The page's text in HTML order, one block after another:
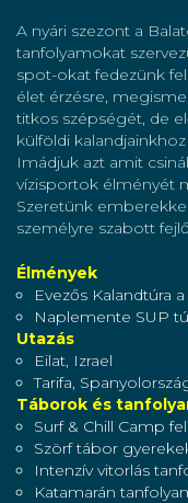
A nyári szezont a
tanfolyamokat
spot-okat fedezünk
élet érzésre,
titkos szépségét, de
külföldi kalandjainkhoz
Imádjuk azt amit
vízisportok élményét
Szeretünk
személyre szabott
Élmények
Evezős Kalandtúra
Naplemente SUP
Utazás
Eilat, Izrael
Tarifa,
Táborok és
Surf & Chill Camp
Szörf tábor
Intenzív vitorlás
Katamarán